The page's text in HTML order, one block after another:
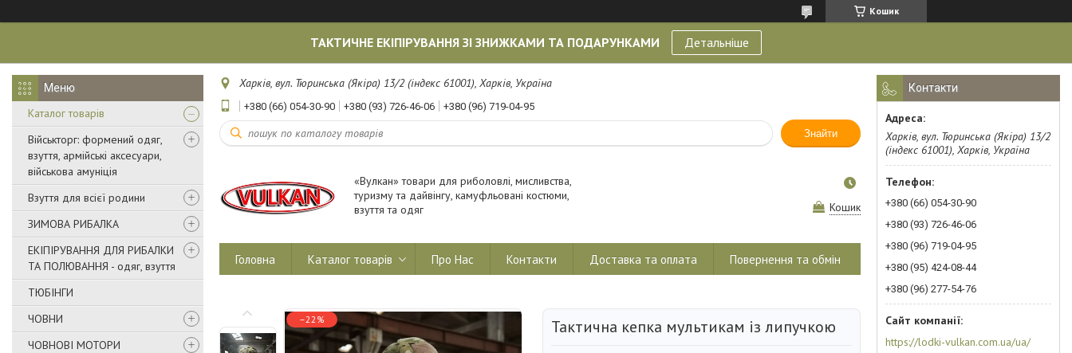
Кошик
ТАКТИЧНЕ ЕКІПІРУВАННЯ ЗІ ЗНИЖКАМИ ТА ПОДАРУНКАМИ Детальніше
Каталог товарів
Військторг: формений одяг,
взуття, армійські аксесуари,
військова амуніція
Взуття для всієї родини
ЗИМОВА РИБАЛКА
ЕКІПІРУВАННЯ ДЛЯ РИБАЛКИ
ТА ПОЛЮВАННЯ - одяг, взуття
ТЮБІНГИ
ЧОВНИ
ЧОВНОВІ МОТОРИ
Харків, вул. Тюринська (Якіра) 13/2 (індекс 61001), Харків, Україна
+380 (66) 054-30-90 +380 (93) 726-46-06 +380 (96) 719-04-95
Знайти
«Вулкан» товари для риболовлі, мисливства,
туризму та дайвінгу, камуфльовані костюми,
взуття та одяг
Кошик
Головна Каталог товарів Про Нас Контакти Доставка та оплата Повернення та обмін
–22% Тактична кепка мультикам із липучкою
Контакти
Харків, вул. Тюринська (Якіра) 13/2
(індекс 61001), Харків, Україна
+380 (66) 054-30-90
+380 (93) 726-46-06
+380 (96) 719-04-95
+380 (95) 424-08-44
+380 (96) 277-54-76
https://lodki-vulkan.com.ua/ua/